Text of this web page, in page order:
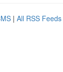
| All RSS Feeds